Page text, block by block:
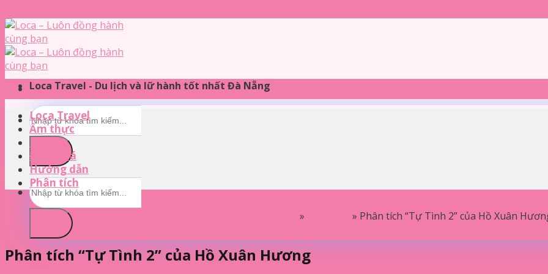
Loca Travel - Du lịch và lữ hành tốt nhất Đà Nẵng
Loca Travel
Ẩm thực
Du lịch
Đánh giá
Hướng dẫn
Phân tích
» » Phân tích “Tự Tình 2” của Hồ Xuân
Phân tích “Tự Tình 2” của Hồ Xuân Hương